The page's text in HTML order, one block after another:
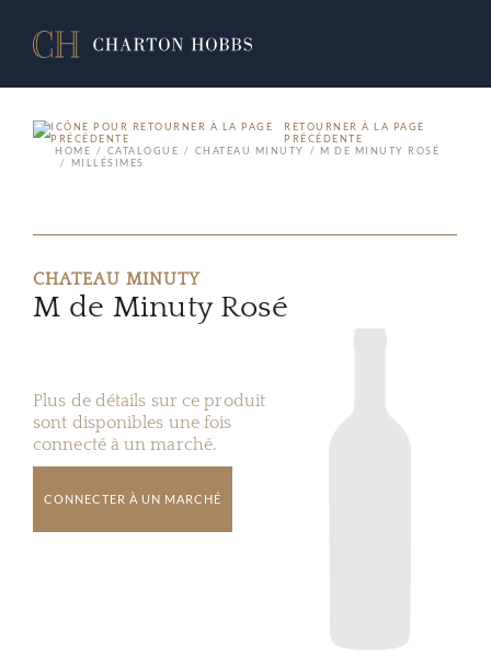
RETOURNER À LA PAGE
PRÉCÉDENTE
HOME
CATALOGUE CHATEAU MINUTY
M DE MINUTY ROSÉ
MILLÉSIMES
CHATEAU MINUTY
M de Minuty Rosé
Plus de détails sur ce produit
sont disponibles une fois
connecté à un marché.
CONNECTER À UN MARCHÉ